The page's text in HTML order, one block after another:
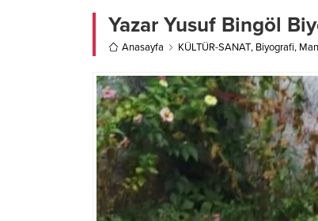
Yazar Yusuf Bingöl
Anasayfa KÜLTÜR-SANAT, Biyografi,